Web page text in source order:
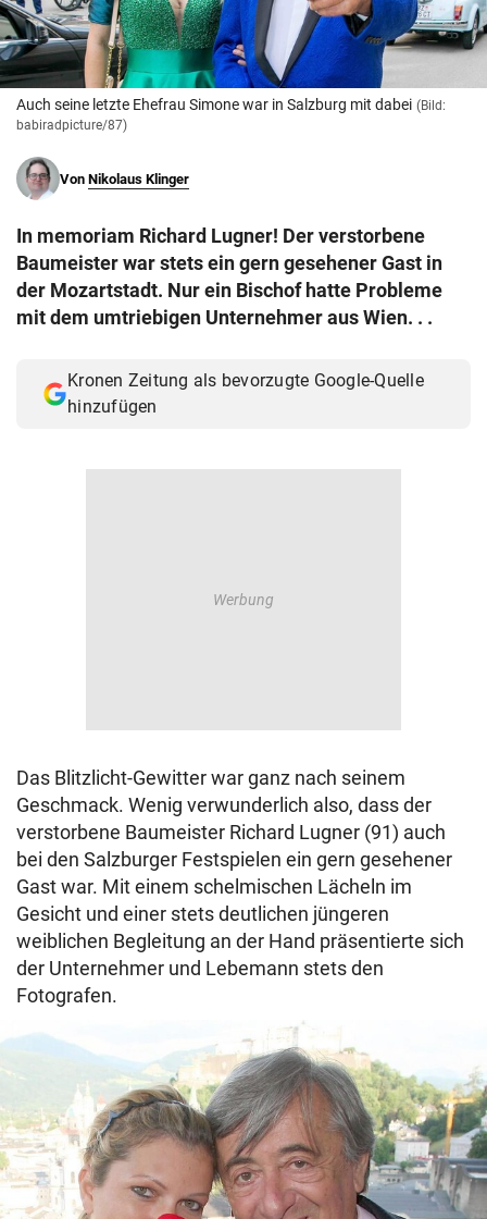
© Krone Multimedia GmbH & Co KG 2026
Muthgasse 2, 1190 Wien
Auch seine letzte Ehefrau Simone war in Salzburg mit dabei (Bild:
babiradpicture/87)
Von Nikolaus Klinger
In memoriam Richard Lugner! Der verstorbene
Baumeister war stets ein gern gesehener Gast in
der Mozartstadt. Nur ein Bischof hatte Probleme
mit dem umtriebigen Unternehmer aus Wien. . .
Kronen Zeitung als bevorzugte Google-Quelle
hinzufügen
Das Blitzlicht-Gewitter war ganz nach seinem
Geschmack. Wenig verwunderlich also, dass der
verstorbene Baumeister Richard Lugner (91) auch
bei den Salzburger Festspielen ein gern gesehener
Gast war. Mit einem schelmischen Lächeln im
Gesicht und einer stets deutlichen jüngeren
weiblichen Begleitung an der Hand präsentierte sich
der Unternehmer und Lebemann stets den
Fotografen.